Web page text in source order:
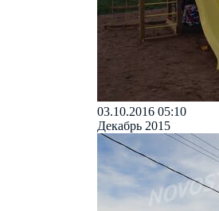
03.10.2016 05:10
Декабрь 2015